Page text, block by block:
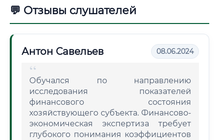
💬 Отзывы слушателей
Антон Савельев 08.06.2024
Обучался по направлению
исследования показателей
финансового состояния
хозяйствующего субъекта. Финансово-
экономическая экспертиза требует
глубокого понимания коэффициентов